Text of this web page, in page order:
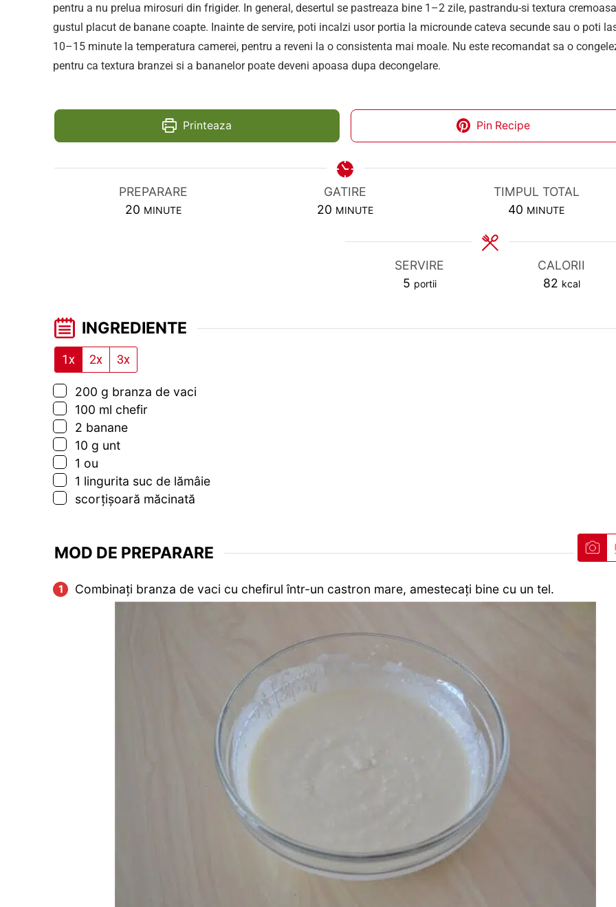
pentru a nu prelua mirosuri din frigider. In general, desertul se pastreaza bine 1–2 zile, pastrandu-si textura
gustul placut de banane coapte. Inainte de servire, poti incalzi usor portia la microunde cateva secunde sau o poti
10–15 minute la temperatura camerei, pentru a reveni la o consistenta mai moale. Nu este recomandat sa o
pentru ca textura branzei si a bananelor poate deveni apoasa dupa decongelare.
Printeaza Pin Recipe
PREPARARE
20 MINUTES
MINUTE
GATIRE
20MINUTES
MINUTE
TIMPUL TOTAL
40 MINUTES
MINUTE
SERVIRE
5 portii
CALORII
82 kcal
INGREDIENTE
1x 2x 3x
▢
200 g branza de vaci
▢
100 ml chefir
▢
2 banane
▢
10 g unt
▢
1 ou
▢
1 lingurita suc de lămâie
▢
scorțișoară măcinată
MOD DE PREPARARE
Combinați branza de vaci cu chefirul într-un castron mare, amestecați bine cu un tel.